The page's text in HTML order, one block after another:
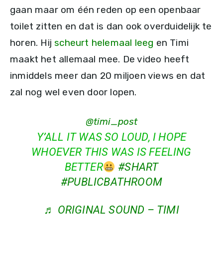
gaan maar om één reden op een openbaar
toilet zitten en dat is dan ook overduidelijk te
horen. Hijscheurt helemaal leeg en Timi
maakt het allemaal mee. De video heeft
inmiddels meer dan 20 miljoen views en dat
zal nog wel even door lopen.
@timi_post
Y’ALL IT WAS SO LOUD, I HOPE
WHOEVER THIS WAS IS FEELING
BETTER
#SHART
#PUBLICBATHROOM
♬ ORIGINAL SOUND – TIMI